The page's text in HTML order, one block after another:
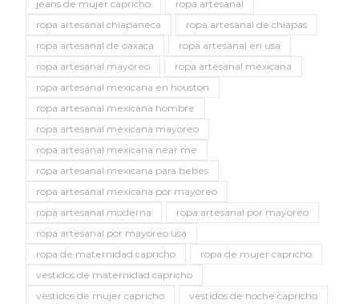
jeans de mujer capricho
ropa artesanal
ropa artesanal chiapaneca
ropa artesanal de chiapas
ropa artesanal de oaxaca
ropa artesanal en usa
ropa artesanal mayoreo
ropa artesanal mexicana
ropa artesanal mexicana en houston
ropa artesanal mexicana hombre
ropa artesanal mexicana mayoreo
ropa artesanal mexicana near me
ropa artesanal mexicana para bebes
ropa artesanal mexicana por mayoreo
ropa artesanal moderna
ropa artesanal por mayoreo
ropa artesanal por mayoreo usa
ropa de maternidad capricho
ropa de mujer capricho
vestidos de maternidad capricho
vestidos de mujer capricho
vestidos de noche capricho